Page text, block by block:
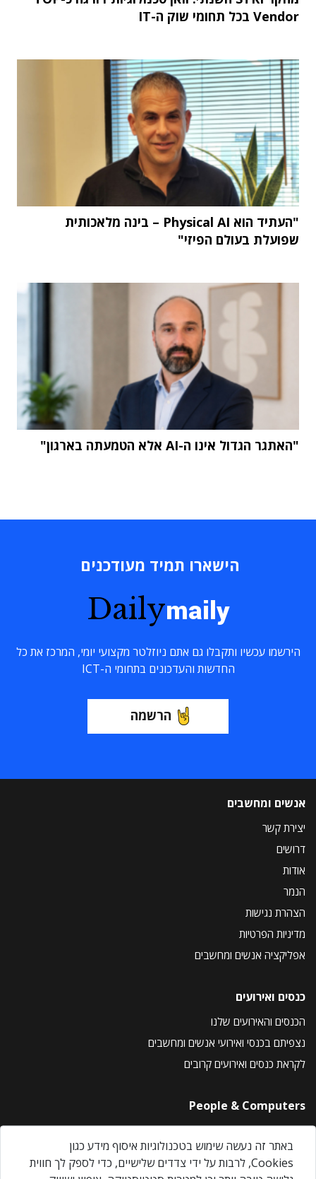
Vendor בכל תחומי שוק ה-IT
"העתיד הוא Physical AI – בינה מלאכותית
שפועלת בעולם הפיזי"
"האתגר הגדול אינו ה-AI אלא הטמעתה בארגון"
הישארו תמיד מעודכנים
Dailymaily
הירשמו עכשיו ותקבלו גם אתם ניוזלטר מקצועי יומי, המרכז את כל
החדשות והעדכונים בתחומי ה-ICT
הרשמה
אנשים ומחשבים
יצירת קשר
דרושים
אודות
הנמר
הצהרת נגישות
מדיניות הפרטיות
אפליקציה אנשים ומחשבים
כנסים ואירועים
הכנסים והאירועים שלנו
נצפיתם בכנסי ואירועי אנשים ומחשבים
לקראת כנסים ואירועים קרובים
People & Computers
About Us
Privacy Policy
Contact Us
באתר זה נעשה שימוש בטכנולוגיות איסוף מידע כגון
Cookies, לרבות על ידי צדדים שלישיים, כדי לספק לך חווית